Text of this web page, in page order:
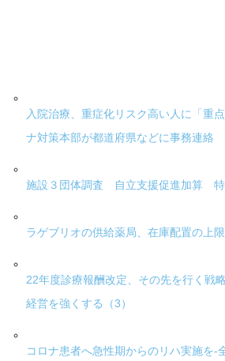
入院治療、重症化リスク高い人に「重
ナ対策本部が都道府県などに事務連絡
施設３団体調査 自立支援促進加算 特
ラゲブリオの供給薬局、在庫配置の上
22年度診療報酬改定、その先を行く戦
経営を強くする（3）
コロナ患者へ急性期からのリハ実施を-